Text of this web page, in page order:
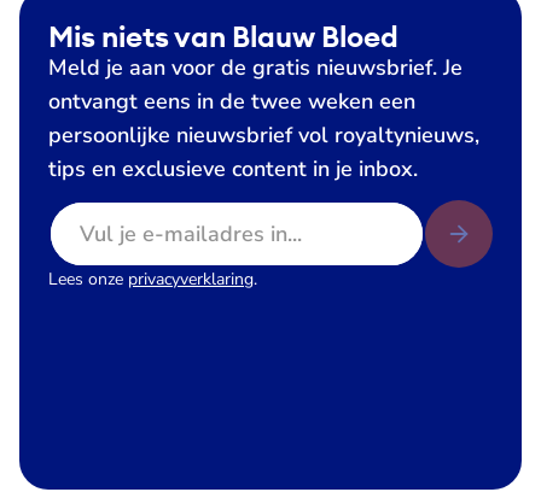
Mis niets van Blauw Bloed
Meld je aan voor de gratis nieuwsbrief. Je
ontvangt eens in de twee weken een
persoonlijke nieuwsbrief vol royaltynieuws,
tips en exclusieve content in je inbox.
E-mailadres
Lees onze privacyverklaring.